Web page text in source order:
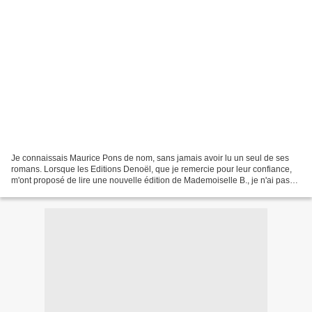
Je connaissais Maurice Pons de nom, sans jamais avoir lu un seul de ses
romans. Lorsque les Editions Denoël, que je remercie pour leur confiance,
m'ont proposé de lire une nouvelle édition de Mademoiselle B., je n'ai pas